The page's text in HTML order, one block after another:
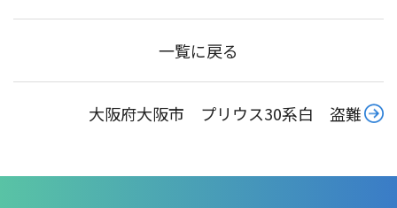
一覧に戻る
大阪府大阪市 プリウス30系白 盗難